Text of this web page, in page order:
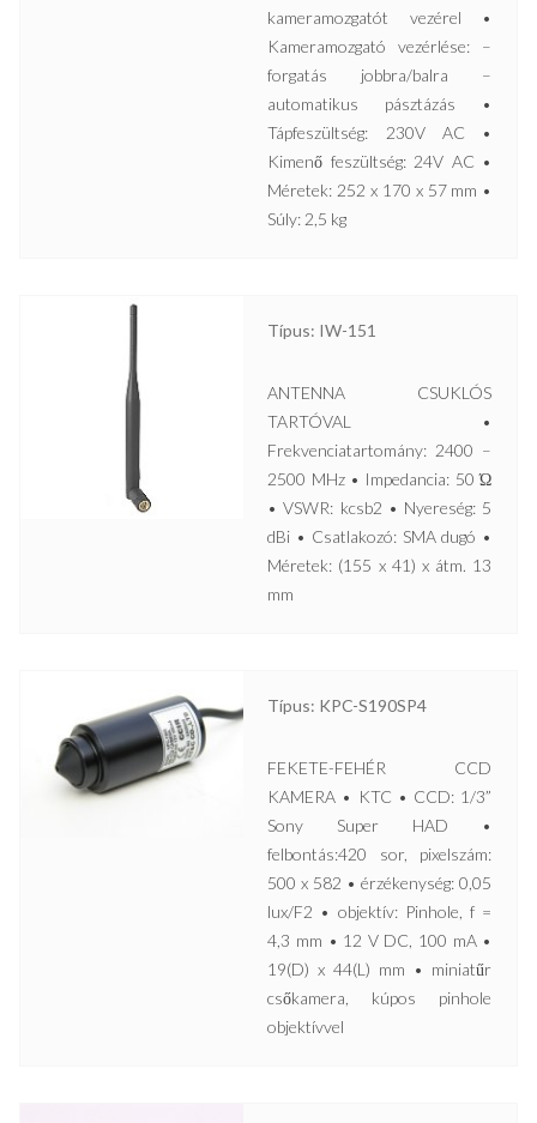
kameramozgatót vezérel •
Kameramozgató vezérlése: –
forgatás jobbra/balra –
automatikus pásztázás •
Tápfeszültség: 230V AC •
Kimenő feszültség: 24V AC •
Méretek: 252 x 170 x 57 mm •
Súly: 2,5 kg
Típus: IW-151
ANTENNA CSUKLÓS
TARTÓVAL •
Frekvenciatartomány: 2400 –
2500 MHz • Impedancia: 50 Ώ
• VSWR: kcsb2 • Nyereség: 5
dBi • Csatlakozó: SMA dugó •
Méretek: (155 x 41) x átm. 13
mm
Típus: KPC-S190SP4
FEKETE-FEHÉR CCD
KAMERA • KTC • CCD: 1/3”
Sony Super HAD •
felbontás:420 sor, pixelszám:
500 x 582 • érzékenység: 0,05
lux/F2 • objektív: Pinhole, f =
4,3 mm • 12 V DC, 100 mA •
19(D) x 44(L) mm • miniatűr
csőkamera, kúpos pinhole
objektívvel